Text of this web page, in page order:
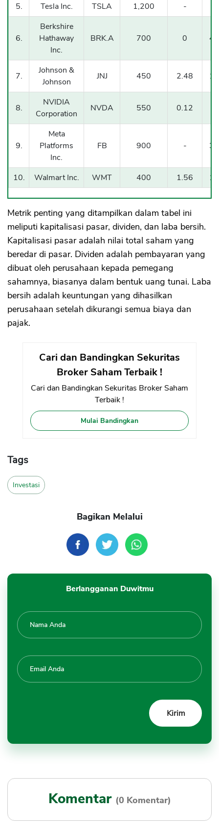
5. Tesla Inc. TSLA 1,200 -
6.
Berkshire
Hathaway
Inc.
BRK.A 700 0
7.
Johnson &
Johnson
JNJ 450 2.48
8.
NVIDIA
Corporation
NVDA 550 0.12
9.
Meta
Platforms
Inc.
FB 900 -
10. Walmart Inc. WMT 400 1.56
Metrik penting yang ditampilkan dalam tabel ini
meliputi kapitalisasi pasar, dividen, dan laba bersih.
Kapitalisasi pasar adalah nilai total saham yang
beredar di pasar. Dividen adalah pembayaran yang
dibuat oleh perusahaan kepada pemegang
sahamnya, biasanya dalam bentuk uang tunai. Laba
bersih adalah keuntungan yang dihasilkan
perusahaan setelah dikurangi semua biaya dan
pajak.
Cari dan Bandingkan Sekuritas
Broker Saham Terbaik !
Cari dan Bandingkan Sekuritas Broker Saham
Terbaik !
Mulai Bandingkan
Tags
Investasi
Bagikan Melalui
Berlangganan Duwitmu
Komentar (0 Komentar)